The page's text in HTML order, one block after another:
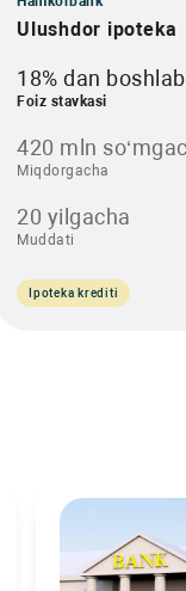
Ulushdor ipoteka
18% dan boshlab
Foiz stavkasi
420 mln
Miqdorgacha
20 yilgacha
Muddati
Ipoteka krediti